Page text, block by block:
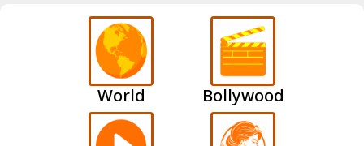
World Bollywood